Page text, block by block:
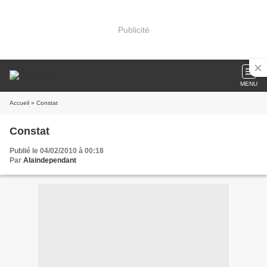
Publicité
MENU
Accueil » Constat
Constat
Publié le 04/02/2010 à 00:18
Par Alaindependant